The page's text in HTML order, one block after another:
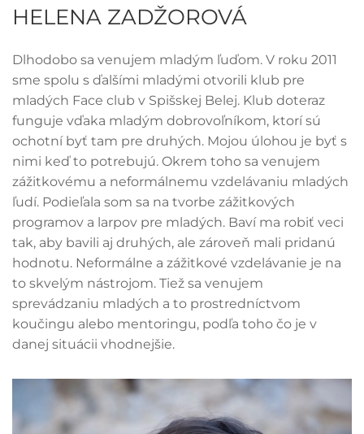
HELENA ZADŽOROVÁ
Dlhodobo sa venujem mladým ľuďom. V roku 2011
sme spolu s ďalšími mladými otvorili klub pre
mladých Face club v Spišskej Belej. Klub doteraz
funguje vďaka mladým dobrovoľníkom, ktorí sú
ochotní byť tam pre druhých. Mojou úlohou je byť s
nimi keď to potrebujú. Okrem toho sa venujem
zážitkovému a neformálnemu vzdelávaniu mladých
ľudí. Podieľala som sa na tvorbe zážitkových
programov a larpov pre mladých. Baví ma robiť veci
tak, aby bavili aj druhých, ale zároveň mali pridanú
hodnotu. Neformálne a zážitkové vzdelávanie je na
to skvelým nástrojom. Tiež sa venujem
sprevádzaniu mladých a to prostredníctvom
koučingu alebo mentoringu, podľa toho čo je v
danej situácii vhodnejšie.